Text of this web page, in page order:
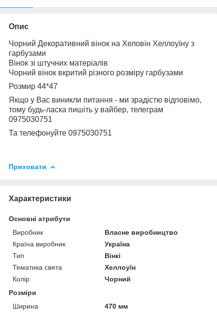
Опис
Чорний Декоративний вінок на Хеловін Хеллоуїну з
гарбузами
Вінок зі штучних матеріалів
Чорний вінок вкритий різного розміру гарбузами
Розмир 44*47
Якщо у Вас виникли питання - ми зрадістю відповімо,
тому будь-ласка пишіть у вайбер, телеграм
0975030751
Та телефонуйте 0975030751
Приховати
Характеристики
Основні атрибути
Виробник
Власне виробництво
Країна виробник
Україна
Тип
Вінкі
Тематика свята
Хеллоуїн
Колір
Чорний
Розміри
Ширина
470 мм